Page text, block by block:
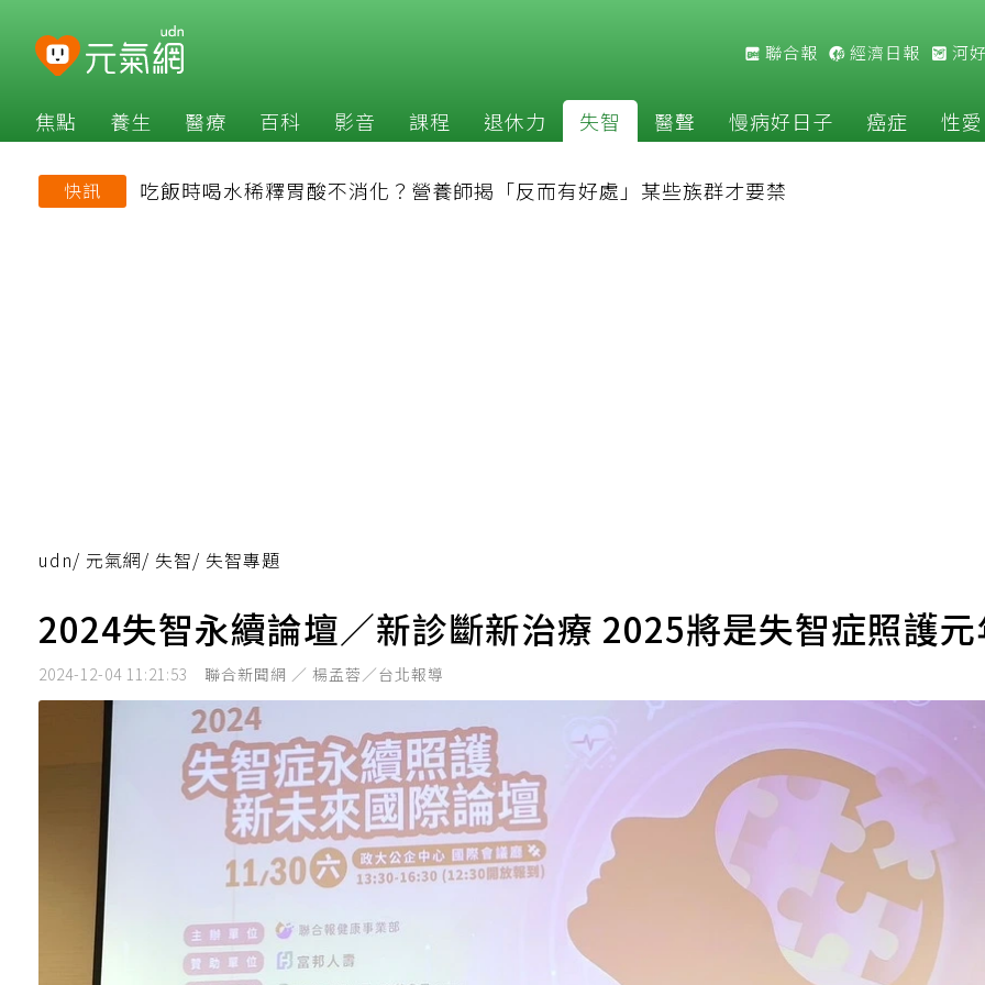
聯合報 經濟日報 河
焦點 養生 醫療 百科 影音 課程 退休力 失智 醫聲 慢病好日子 癌症 性愛
快訊 吃飯時喝水稀釋胃酸不消化？營養師揭「反而有好處」某些族群才要禁
udn/ 元氣網/ 失智/ 失智專題
2024失智永續論壇／新診斷新治療 2025將是失智症照護
2024-12-04 11:21:53 聯合新聞網 ／ 楊孟蓉／台北報導